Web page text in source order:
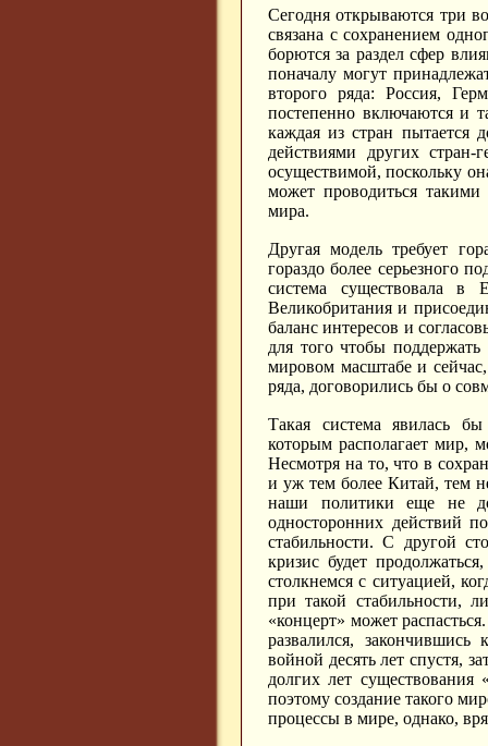
Сегодня открываются три
связана с сохранением
борются за раздел сфер
поначалу могут
второго ряда: Россия,
постепенно включаются и
каждая из стран пытается
действиями других стран-
осуществимой, поскольку
может проводиться
мира.
Другая модель требует
гораздо более серьезного
система существовала в
Великобритания и
баланс интересов и
для того чтобы
мировом масштабе и
ряда, договорились бы о
Такая система явилась
которым располагает мир,
Несмотря на то, что в
и уж тем более Китай, тем
наши политики еще не
односторонних действий
стабильности. С другой
кризис будет
столкнемся с ситуацией,
при такой стабильности,
«концерт» может
развалился,
войной десять лет спустя,
долгих лет существования
поэтому создание такого
процессы в мире, однако,